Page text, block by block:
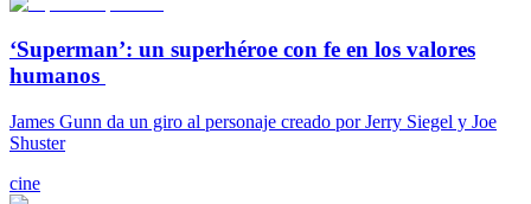
‘Superman’: un superhéroe con fe en los valores
humanos
James Gunn da un giro al personaje creado por Jerry Siegel y Joe
Shuster
cine